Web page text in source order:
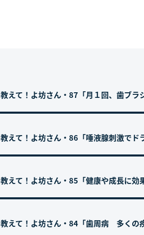
教えて！よ坊さん・87「月１回、歯ブラ
教えて！よ坊さん・86「唾液腺刺激でド
教えて！よ坊さん・85「健康や成長に効
教えて！よ坊さん・84「歯周病 多くの